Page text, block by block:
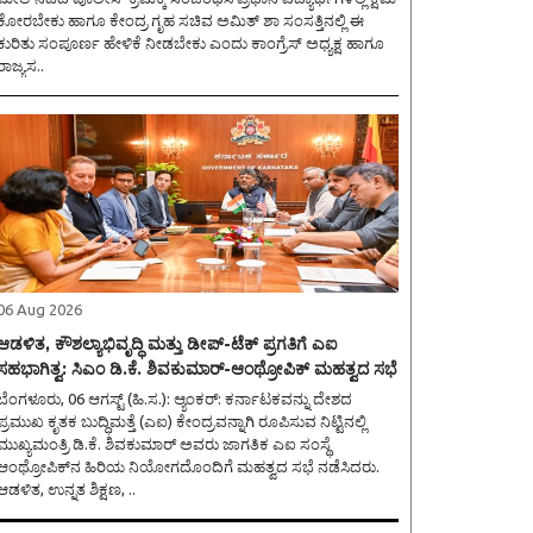
ಹಾಗೂ ಕೇಂದ್ರ ಗೃಹ ಸಚಿವ ಅಮಿತ್ ಶಾ ಸಂಸತ್ತಿನಲ್ಲಿ ಈ
ಸಂಪೂರ್ಣ ಹೇಳಿಕೆ ನೀಡಬೇಕು ಎಂದು ಕಾಂಗ್ರೆಸ್ ಅಧ್ಯಕ್ಷ ಹಾಗೂ
Aug 2026
ಕೌಶಲ್ಯಾಭಿವೃದ್ಧಿ ಮತ್ತು ಡೀಪ್-ಟೆಕ್ ಪ್ರಗತಿಗೆ ಎಐ
ಸಿಎಂ ಡಿ.ಕೆ. ಶಿವಕುಮಾರ್-ಆಂಥ್ರೋಪಿಕ್ ಮಹತ್ವದ ಸಭೆ
06 ಆಗಸ್ಟ್ (ಹಿ.ಸ.): ಆ್ಯಂಕರ್: ಕರ್ನಾಟಕವನ್ನು ದೇಶದ
ಕೃತಕ ಬುದ್ಧಿಮತ್ತೆ (ಎಐ) ಕೇಂದ್ರವನ್ನಾಗಿ ರೂಪಿಸುವ ನಿಟ್ಟಿನಲ್ಲಿ
ಡಿ.ಕೆ. ಶಿವಕುಮಾರ್ ಅವರು ಜಾಗತಿಕ ಎಐ ಸಂಸ್ಥೆ
ಹಿರಿಯ ನಿಯೋಗದೊಂದಿಗೆ ಮಹತ್ವದ ಸಭೆ ನಡೆಸಿದರು.
ಉನ್ನತ ಶಿಕ್ಷಣ, ..